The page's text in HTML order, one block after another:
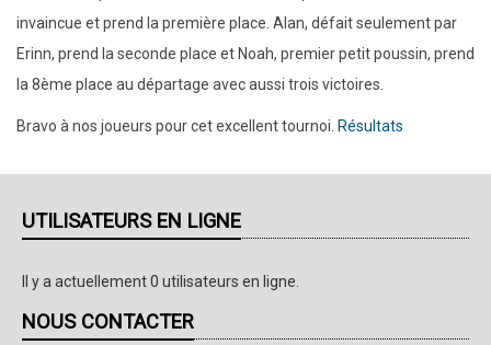
invaincue et prend la première place. Alan, défait seulement par
Erinn, prend la seconde place et Noah, premier petit poussin, prend
la 8ème place au départage avec aussi trois victoires.
Bravo à nos joueurs pour cet excellent tournoi. Résultats
UTILISATEURS EN LIGNE
Il y a actuellement 0 utilisateurs en ligne.
NOUS CONTACTER